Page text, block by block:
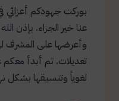
بوركت جهودكم أعزائي
عنا خير
وأعرضها على المشرف
تعديلات. ثم أبدأ
لغوياً وتنسيقها بشكل